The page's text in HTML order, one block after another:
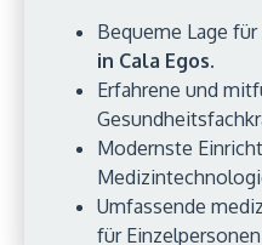
Bequeme Lage
in Cala Egos.
Erfahrene und
Modernste
Umfassende
für